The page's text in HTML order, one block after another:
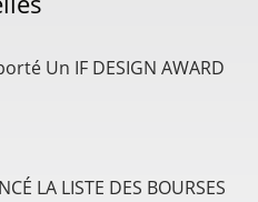
Un IF DESIGN AWARD
LA LISTE DES BOURSES